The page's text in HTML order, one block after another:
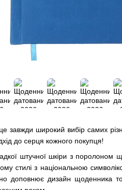
завжди широкий вибір самих
до серця кожного покупця!
штучної шкіри з поролоном
стилі з національною
доповнює дизайн щоденника